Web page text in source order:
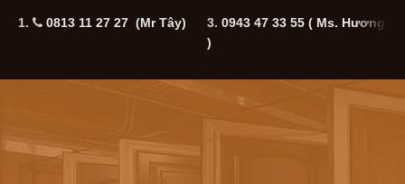
1. 0813 11 27 27 (Mr Tây) 3. 0943 47 33 55 ( Ms. Hương
)